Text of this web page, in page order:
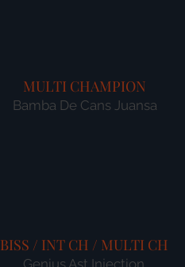
MULTI CHAMPION
Bamba De Cans Juansa
BISS / INT CH / MULTI CH
Genius Ast Injection